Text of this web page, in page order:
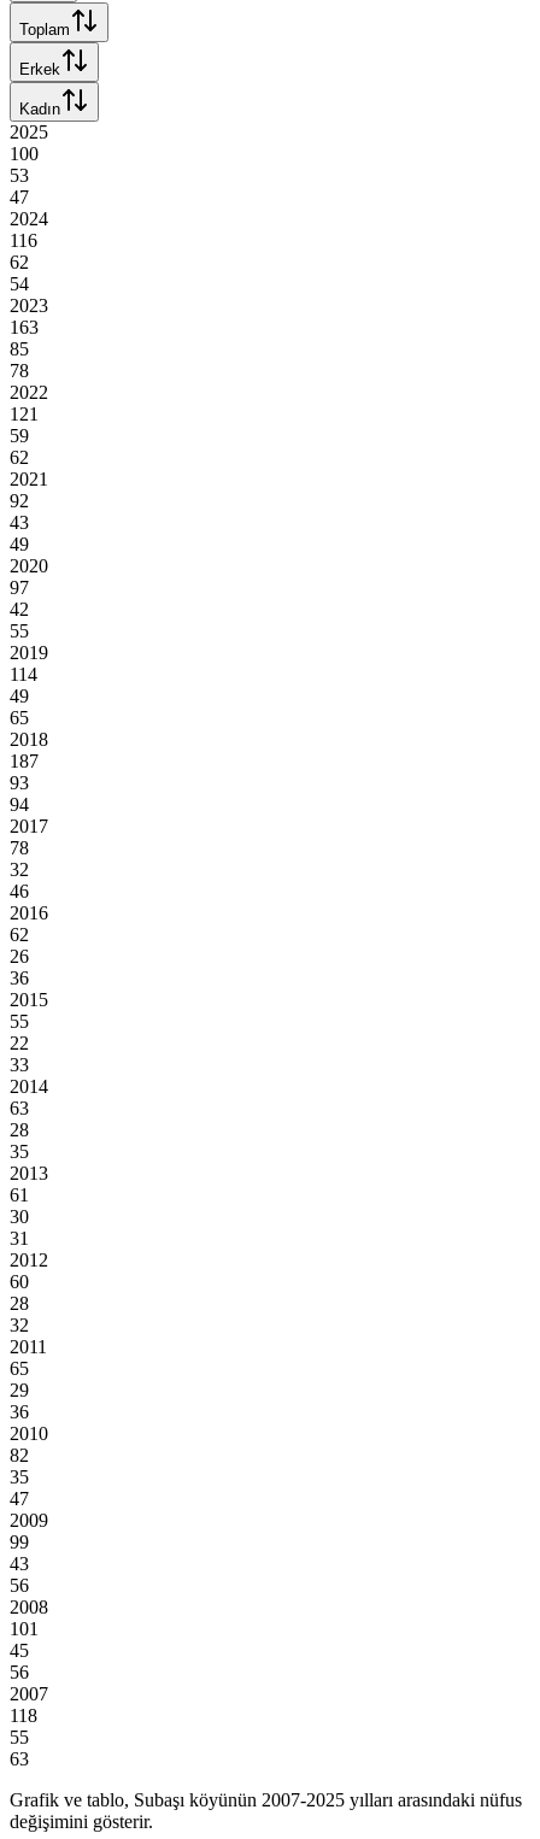
Toplam
Erkek
Kadın
2025
100
53
47
2024
116
62
54
2023
163
85
78
2022
121
59
62
2021
92
43
49
2020
97
42
55
2019
114
49
65
2018
187
93
94
2017
78
32
46
2016
62
26
36
2015
55
22
33
2014
63
28
35
2013
61
30
31
2012
60
28
32
2011
65
29
36
2010
82
35
47
2009
99
43
56
2008
101
45
56
2007
118
55
63
Grafik ve tablo, Subaşı köyünün 2007-2025 yılları arasındaki nüfus
değişimini gösterir.